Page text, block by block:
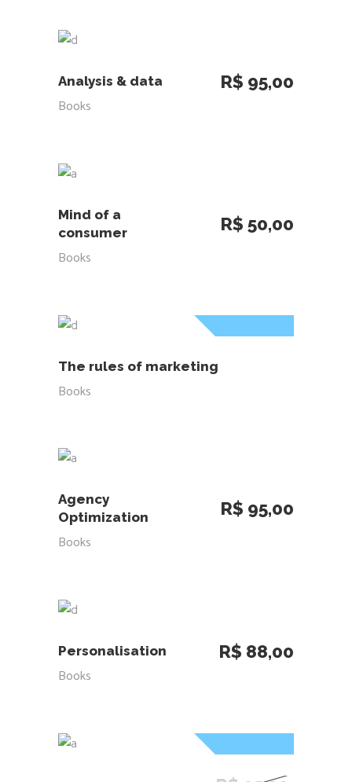
ADICIONAR AO CARRINHO
Analysis & data R$ 95,00
Books
ADICIONAR AO CARRINHO
Mind of a
consumer
R$ 50,00
Books
Sold
LEIA MAIS
The rules of marketing
Books
ADICIONAR AO CARRINHO
Agency
Optimization
R$ 95,00
Books
ADICIONAR AO CARRINHO
Personalisation R$ 88,00
Books
Sale